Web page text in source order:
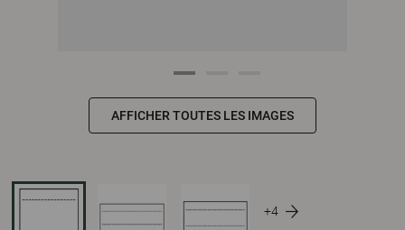
AFFICHER TOUTES LES IMAGES
+4